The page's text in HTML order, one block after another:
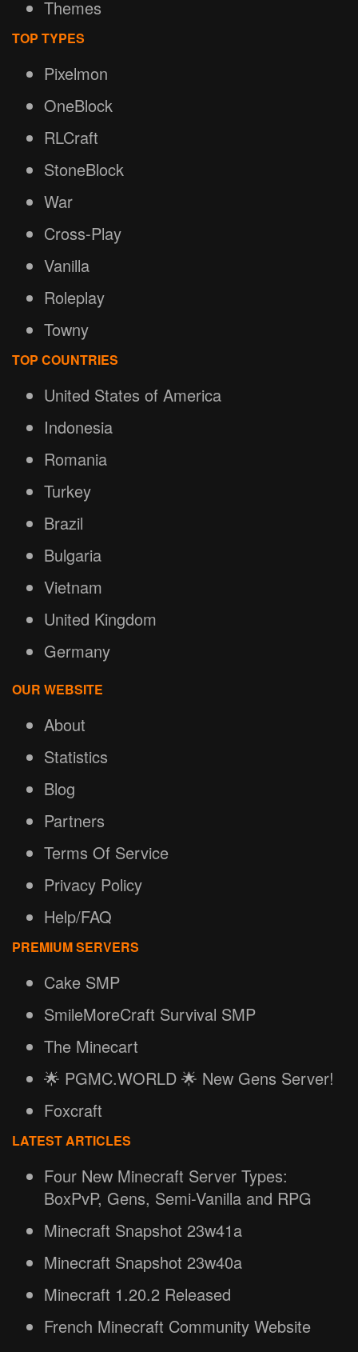
Themes
TOP TYPES
Pixelmon
OneBlock
RLCraft
StoneBlock
War
Cross-Play
Vanilla
Roleplay
Towny
TOP COUNTRIES
United States of America
Indonesia
Romania
Turkey
Brazil
Bulgaria
Vietnam
United Kingdom
Germany
OUR WEBSITE
About
Statistics
Blog
Partners
Terms Of Service
Privacy Policy
Help/FAQ
PREMIUM SERVERS
Cake SMP
SmileMoreCraft Survival SMP
The Minecart
🌟 PGMC.WORLD 🌟 New Gens Server!
Foxcraft
LATEST ARTICLES
Four New Minecraft Server Types:
BoxPvP, Gens, Semi-Vanilla and RPG
Minecraft Snapshot 23w41a
Minecraft Snapshot 23w40a
Minecraft 1.20.2 Released
French Minecraft Community Website